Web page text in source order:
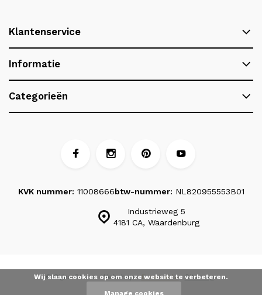
Klantenservice
Informatie
Categorieën
Industrieweg 5
4181 CA, Waardenburg
KVK nummer: 11008666btw-nummer: NL820955553B01
© Signa Stone- Webshop: Emarkable Sitemap
Wij slaan cookies op om onze website te verbeteren.
Manage cookies